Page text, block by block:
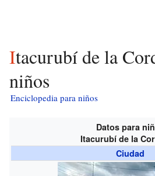
Itacurubí de la Cordillera para
niños
Enciclopedia para niños
Datos para
Itacurubí de la
Ciudad